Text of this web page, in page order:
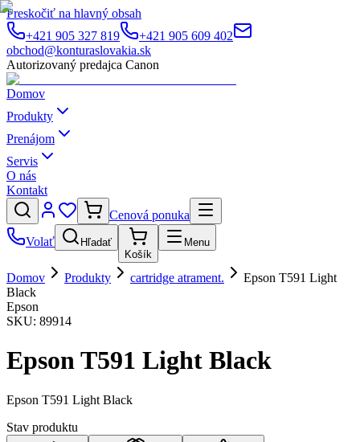
Preskočiť na hlavný obsah
+421 905 327 819
+421 905 609 402
obchod@konturaslovakia.sk
Autorizovaný predajca Canon
Domov
Produkty
Prenájom
Servis
O nás
Kontakt
Cenová ponuka
Volať
Hľadať
Košík
Menu
Domov Produkty cartridge atrament.
Epson T591 Light
Black
Epson
SKU: 89914
Epson T591 Light Black
Epson T591 Light Black
Stav produktu